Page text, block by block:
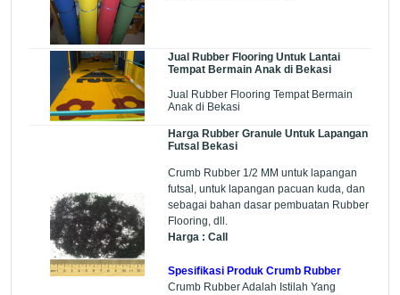
Jual Rubber Flooring Untuk Lantai
Tempat Bermain Anak di Bekasi
Jual Rubber Flooring Tempat Bermain
Anak di Bekasi
Harga Rubber Granule Untuk Lapangan
Futsal Bekasi
Crumb Rubber 1/2 MM untuk lapangan
futsal, untuk lapangan pacuan kuda, dan
sebagai bahan dasar pembuatan Rubber
Flooring, dll.
Harga : Call
Spesifikasi Produk Crumb Rubber
Crumb Rubber Adalah Istilah Yang